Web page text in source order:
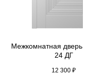
Межкомнатная дверь
24 ДГ
12 300 ₽